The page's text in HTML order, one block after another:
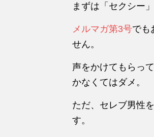
まずは「セクシー
メルマガ第3号でも
せん。
声をかけてもらっ
かなくてはダメ。
ただ、セレブ男性
す。